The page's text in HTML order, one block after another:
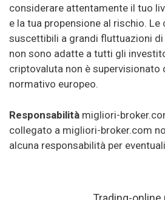
considerare attentamente il tuo
e la tua propensione al rischio.
suscettibili a grandi fluttuazioni di
non sono adatte a tutti gli
criptovaluta non è supervisionato
normativo europeo.
Responsabilità migliori-
collegato a migliori-broker.com
alcuna responsabilità per